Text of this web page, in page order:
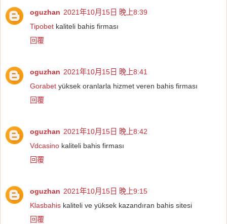
oguzhan 2021年10月15日 晚上8:39
Tipobet kaliteli bahis firması
回覆
oguzhan 2021年10月15日 晚上8:41
Gorabet yüksek oranlarla hizmet veren bahis firması
回覆
oguzhan 2021年10月15日 晚上8:42
Vdcasino kaliteli bahis firması
回覆
oguzhan 2021年10月15日 晚上9:15
Klasbahis kaliteli ve yüksek kazandıran bahis sitesi
回覆